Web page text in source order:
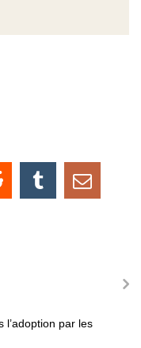
l’adoption par les